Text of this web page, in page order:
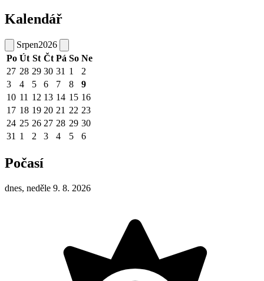
Kalendář
Srpen2026
Po Út St Čt Pá So Ne
27 28 29 30 31 1
2
3
4 5 6 7 8
9
10 11 12 13 14 15 16
17 18 19 20 21 22 23
24 25 26 27 28 29 30
31 1 2 3 4 5 6
Počasí
dnes, neděle 9. 8. 2026